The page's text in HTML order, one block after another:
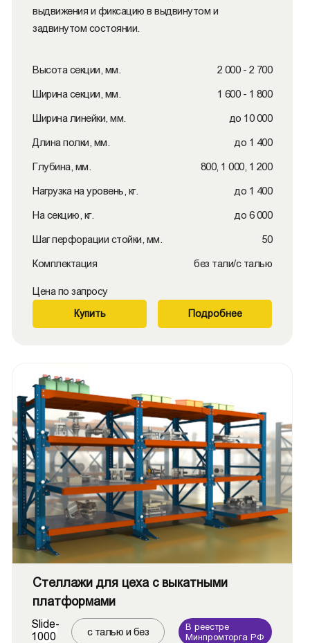
выдвижения и фиксацию в выдвинутом и
задвинутом состоянии.
Высота секции, мм. 2 000 - 2 700
Ширина секции, мм. 1 600 - 1 800
Ширина линейки, мм. до 10 000
Длина полки, мм. до 1 400
Глубина, мм. 800, 1 000, 1 200
Нагрузка на уровень, кг. до 1 400
На секцию, кг. до 6 000
Шаг перфорации стойки, мм. 50
Комплектация без тали/с талью
Цена по запросу
Купить Подробнее
Стеллажи для цеха с выкатными
платформами
Slide-
1000
с талью и без
В реестре
Минпромторга РФ